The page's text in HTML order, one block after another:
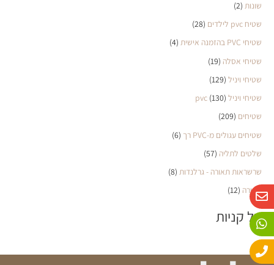
שונות (2)
שטיח pvc לילדים
(28)
שטיחי PVC בהזמנה אישית
(4)
שטיחי אסלה (19)
שטיחי ויניל (129)
שטיחי ויניל pvc (130)
שטיחים (209)
שטיחים עגולים מ-PVC רך
(6)
שלטים לתליה (57)
שרשראות תאורה - גרלנדות (8)
תאורה (12)
סל קניות
E
n
v
e
l
o
W
h
a
t
s
a
P
h
o
n
e